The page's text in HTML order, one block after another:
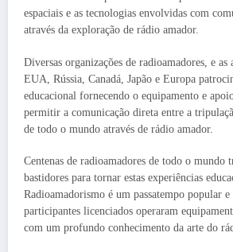
espaciais e as tecnologias envolvidas com
através da exploração de rádio amador.
Diversas organizações de radioamadores, e as
EUA, Rússia, Canadá, Japão e Europa
educacional fornecendo o equipamento e
permitir a comunicação direta entre a
de todo o mundo através de rádio amador.
Centenas de radioamadores de todo o mundo
bastidores para tornar estas experiências
Radioamadorismo é um passatempo popular
participantes licenciados operaram
com um profundo conhecimento da arte do